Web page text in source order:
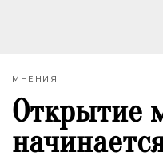
МНЕНИЯ
Открытие